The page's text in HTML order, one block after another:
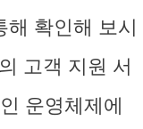
확인해 보시
고객 지원 서
운영체제에